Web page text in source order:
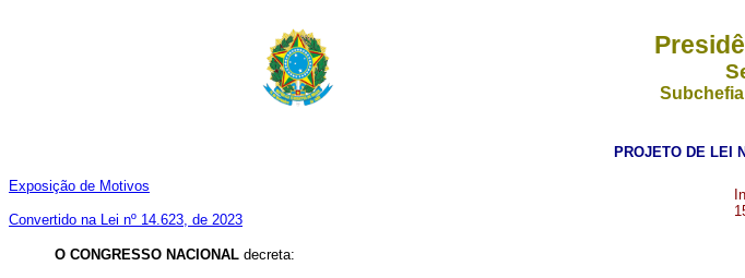
PROJETO DE LEI
Exposição de Motivos
Convertido na Lei nº 14.623, de 2023
O CONGRESSO NACIONAL decreta: